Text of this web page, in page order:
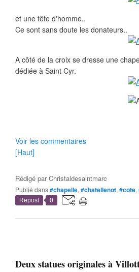
et une tête d'homme..
Ce sont sans doute les donateurs..
A côté de la croix se dresse une
dédiée à Saint Cyr.
Voir les commentaires
[Haut]
Rédigé parChristaldesaintmarc
Publié dans#chapelle, #chatellenot, #cote,
Repost 0
Deux statues originales à